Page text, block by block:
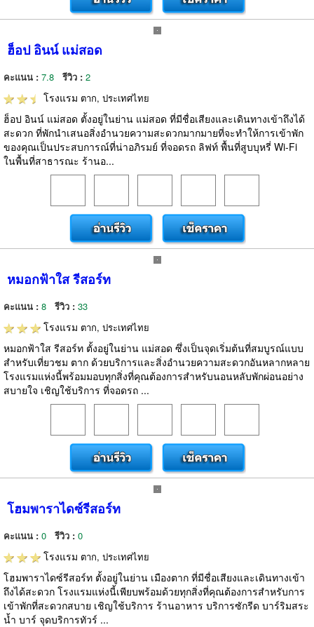
ฮ็อป อินน์ แม่สอด
คะแนน : 7.8 รีวิว : 2
โรงแรม ตาก, ประเทศไทย
ฮ็อป อินน์ แม่สอด ตั้งอยู่ในย่าน แม่สอด ที่มีชื่อเสียงและเดินทางเข้าถึงได้
สะดวก ที่พักนำเสนอสิ่งอำนวยความสะดวกมากมายที่จะทำให้การเข้าพัก
ของคุณเป็นประสบการณ์ที่น่าอภิรมย์ ที่จอดรถ ลิฟท์ พื้นที่สูบบุหรี่ Wi-Fi
ในพื้นที่สาธารณะ ร้านอ...
หมอกฟ้าใส รีสอร์ท
คะแนน : 8 รีวิว : 33
โรงแรม ตาก, ประเทศไทย
หมอกฟ้าใส รีสอร์ท ตั้งอยู่ในย่าน แม่สอด ซึ่งเป็นจุดเริ่มต้นที่สมบูรณ์แบบ
สำหรับเที่ยวชม ตาก ด้วยบริการและสิ่งอำนวยความสะดวกอันหลากหลาย
โรงแรมแห่งนี้พร้อมมอบทุกสิ่งที่คุณต้องการสำหรับนอนหลับพักผ่อนอย่าง
สบายใจ เชิญใช้บริการ ที่จอดรถ ...
โฮมพาราไดซ์รีสอร์ท
คะแนน : 0 รีวิว : 0
โรงแรม ตาก, ประเทศไทย
โฮมพาราไดซ์รีสอร์ท ตั้งอยู่ในย่าน เมืองตาก ที่มีชื่อเสียงและเดินทางเข้า
ถึงได้สะดวก โรงแรมแห่งนี้เพียบพร้อมด้วยทุกสิ่งที่คุณต้องการสำหรับการ
เข้าพักที่สะดวกสบาย เชิญใช้บริการ ร้านอาหาร บริการซักรีด บาร์ริมสระ
น้ำ บาร์ จุดบริการทัวร์ ...